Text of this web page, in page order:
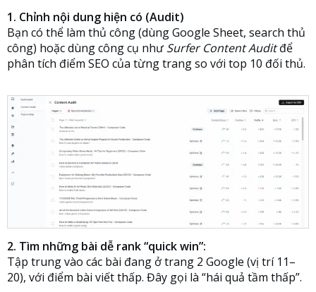
1. Chỉnh nội dung hiện có (Audit)
Bạn có thể làm thủ công (dùng Google Sheet, search thủ
công) hoặc dùng công cụ như Surfer Content Auditđể
phân tích điểm SEO của từng trang so với top 10 đối thủ.
2. Tìm những bài dễ rank “quick win”:
Tập trung vào các bài đang ở trang 2 Google (vị trí 11–
20), với điểm bài viết thấp. Đây gọi là “hái quả tầm thấp”.